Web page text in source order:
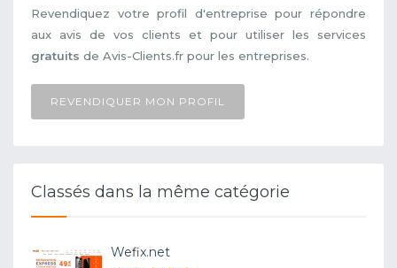
Revendiquez votre profil d'entreprise pour répondre
aux avis de vos clients et pour utiliser les services
gratuits de Avis-Clients.fr pour les entreprises.
REVENDIQUER MON PROFIL
Classés dans la même catégorie
Wefix.net